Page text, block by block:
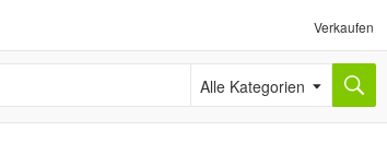
Verkaufen
Alle Kategorien